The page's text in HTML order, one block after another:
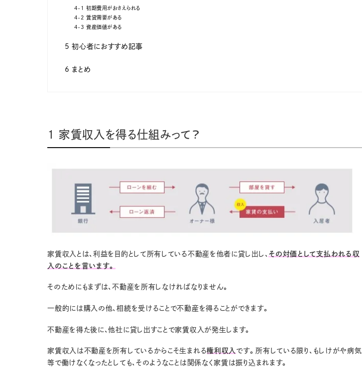
4-1 初期費用がおさえられる
4-2 賃貸需要がある
4-3 資産価値がある
5 初心者におすすめ記事
6 まとめ
1 家賃収入を得る仕組みって？
家賃収入とは、利益を目的として所有している不動産を他者に貸し出し、 その対価として支払われる収
入のことを言います。
そのためにもまずは、不動産を所有しなければなりません。
一般的には購入の他、相続を受けることで不動産を得ることができます。
不動産を得た後に、他社に貸し出すことで家賃収入が発生します。
家賃収入は不動産を所有しているからこそ生まれる権利収入 です。所有している限り、もしけがや病気
等で働けなくなったとしても、そのようなことは関係なく家賃は振り込まれます。